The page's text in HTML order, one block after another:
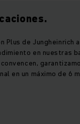
Plus de Jungheinrich
en nuestras
en un máximo de 6